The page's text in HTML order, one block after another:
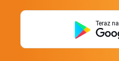
Teraz na